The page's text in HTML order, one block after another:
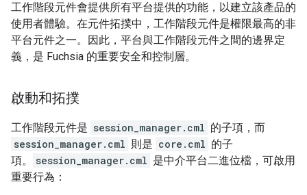
工作階段元件會提供所有平台提供的功能，以建立該產品的
使用者體驗。在元件拓撲中，工作階段元件是權限最高的非
平台元件之一。因此，平台與工作階段元件之間的邊界定
義，是 Fuchsia 的重要安全和控制層。
啟動和拓撲
工作階段元件是 session_manager.cml 的子項，而
session_manager.cml 則是 core.cml 的子
項。
session_manager.cml 是中介平台二進位檔，可啟用
重要行為：